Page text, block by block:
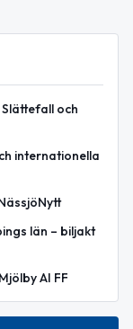
och
internationella
län – biljakt
AI FF